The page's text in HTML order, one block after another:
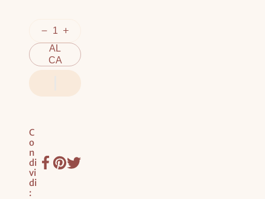
GIU
NGI
AL
CA
C
o
n
di
vi
di
: